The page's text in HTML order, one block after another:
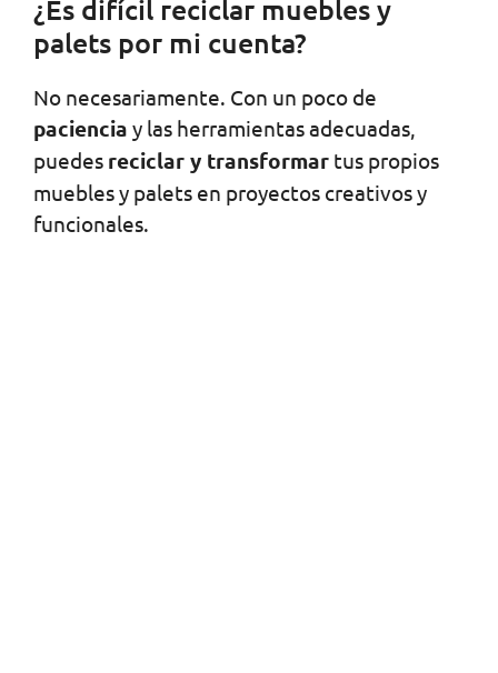
¿Es difícil reciclar muebles y
palets por mi cuenta?
No necesariamente. Con un poco de
paciencia y las herramientas adecuadas,
puedes reciclar y transformar tus propios
muebles y palets en proyectos creativos y
funcionales.